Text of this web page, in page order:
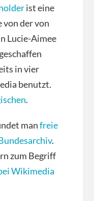
ist eine
der von
Lucie-Aimee
in vier
benutzt.
.
manfreie
.
zum Begriff
Wikimedia